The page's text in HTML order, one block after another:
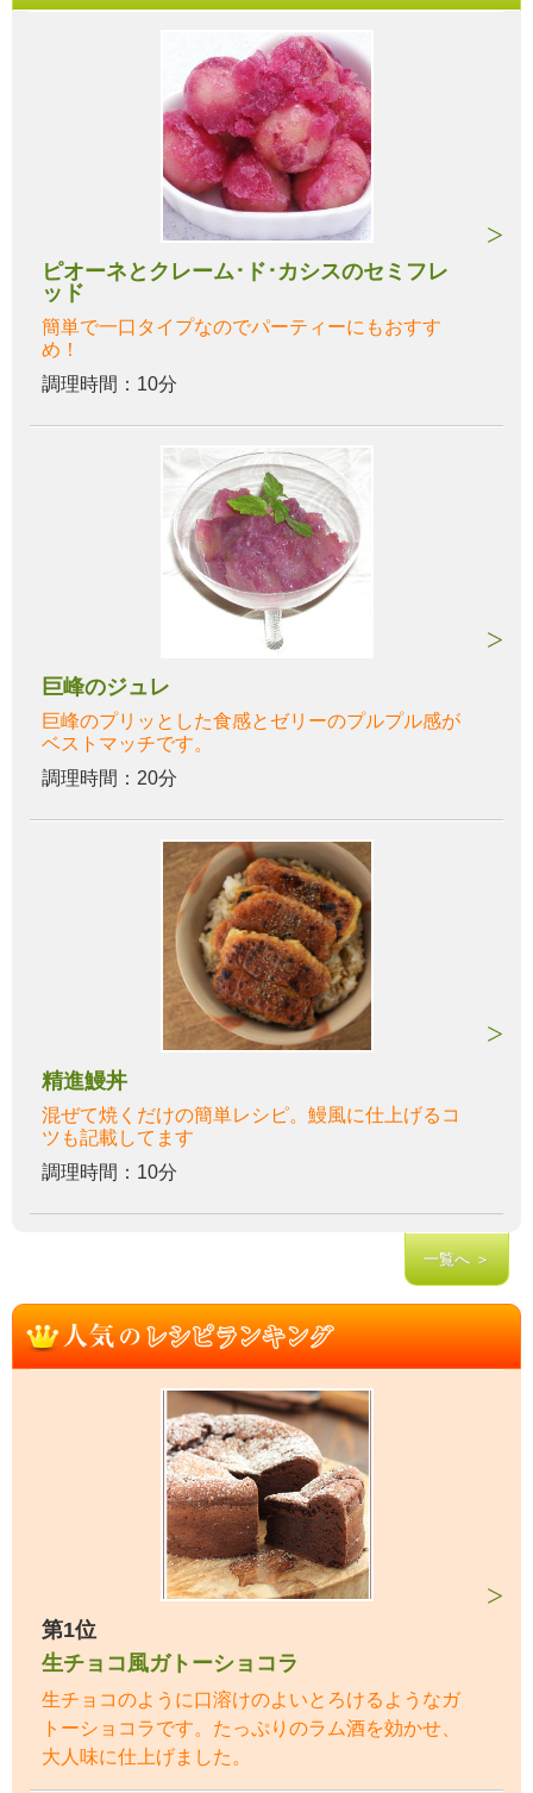
ピオーネとクレーム･ド･カシスのセミフレ
ッド
簡単で一口タイプなのでパーティーにもおすす
め！
調理時間：10分
巨峰のジュレ
巨峰のプリッとした食感とゼリーのプルプル感が
ベストマッチです。
調理時間：20分
精進鰻丼
混ぜて焼くだけの簡単レシピ。鰻風に仕上げるコ
ツも記載してます
調理時間：10分
一覧へ ＞
第1位
生チョコ風ガトーショコラ
生チョコのように口溶けのよいとろけるようなガ
トーショコラです。たっぷりのラム酒を効かせ、
大人味に仕上げました。